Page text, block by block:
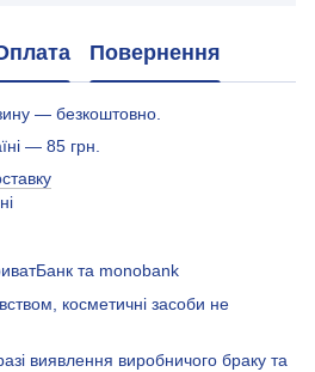
Повернення
— безкоштовно.
— 85 грн.
та monobank
косметичні засоби не
виявлення виробничого браку та